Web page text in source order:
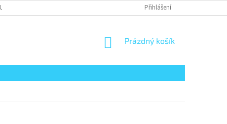
KUPUJÍCÍHO OD SMLOUVY REKLAMACE ZBOŽÍ
Přihlášení
NÁKUPNÍ
Prázdný košík